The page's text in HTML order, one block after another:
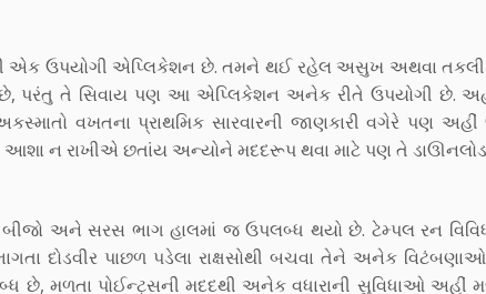
એક ઉપયોગી એપ્લિકેશન છે. તમને થઈ રહેલ અસુખ અથવા
પરંતુ તે સિવાય પણ આ એપ્લિકેશન અનેક રીતે ઉપયોગી છે.
વખતના પ્રાથમિક સારવારની જાણકારી વગેરે પણ
ન રાખીએ છતાંય અન્યોને મદદરૂપ થવા માટે પણ તે ડાઊનલોડ
અને સરસ ભાગ હાલમાં જ ઉપલબ્ધ થયો છે. ટેમ્પલ રન
દોડવીર પાછળ પડેલા રાક્ષસોથી બચવા તેને અનેક
છે, મળતા પોઈન્ટ્સની મદદથી અનેક વધારાની સુવિધાઓ અહીં